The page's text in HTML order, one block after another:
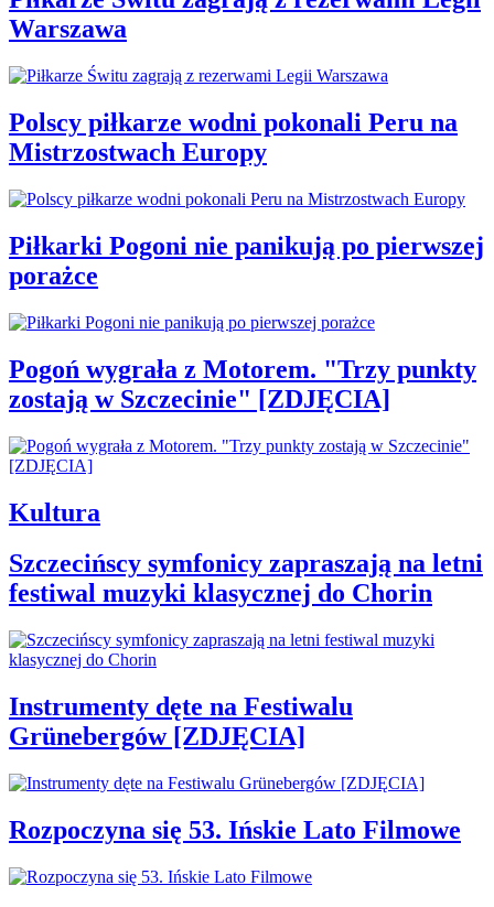
Warszawa
Polscy piłkarze wodni pokonali Peru na
Mistrzostwach Europy
Piłkarki Pogoni nie panikują po pierwszej
porażce
Pogoń wygrała z Motorem. "Trzy punkty
zostają w Szczecinie" [ZDJĘCIA]
Kultura
Szczecińscy symfonicy zapraszają na letni
festiwal muzyki klasycznej do Chorin
Instrumenty dęte na Festiwalu
Grünebergów [ZDJĘCIA]
Rozpoczyna się 53. Ińskie Lato Filmowe